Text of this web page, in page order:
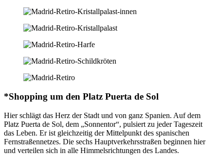
*Shopping um den Platz Puerta de Sol
Hier schlägt das Herz der Stadt und von ganz Spanien. Auf dem
Platz Puerta de Sol, dem „Sonnentor“, pulsiert zu jeder Tageszeit
das Leben. Er ist gleichzeitig der Mittelpunkt des spanischen
Fernstraßennetzes. Die sechs Hauptverkehrsstraßen beginnen hier
und verteilen sich in alle Himmelsrichtungen des Landes.